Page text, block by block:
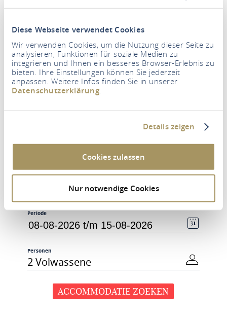
Diese Webseite verwendet Cookies
Wir verwenden Cookies, um die Nutzung dieser Seite zu
analysieren, Funktionen für soziale Medien zu
integrieren und Ihnen ein besseres Browser-Erlebnis zu
bieten. Ihre Einstellungen können Sie jederzeit
anpassen. Weitere Infos finden Sie in unserer
Datenschutzerklärung
Details zeigen
Cookies zulassen
Nur notwendige Cookies
gasten hebben we een kleine verrassing in petto!
Vertaald met www.DeepL.com/Translator
Periode
Personen
2 Volwassene
ACCOMMODATIE ZOEKEN